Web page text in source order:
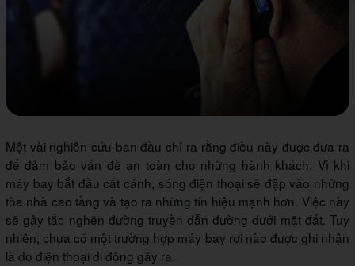
Một vài nghiên cứu ban đầu chỉ ra rằng điều này được đưa ra
để đảm bảo vấn đề an toàn cho những hành khách. Vì khi
máy bay bắt đầu cất cánh, sóng điện thoại sẽ đập vào những
tòa nhà cao tầng và tạo ra những tín hiệu mạnh hơn. Việc này
sẽ gây tắc nghẽn đường truyền dẫn đường dưới mặt đất. Tuy
nhiên, chưa có một trường hợp máy bay rơi nào được ghi nhận
là do điện thoại di động gây ra.